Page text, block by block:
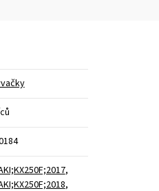
,
,